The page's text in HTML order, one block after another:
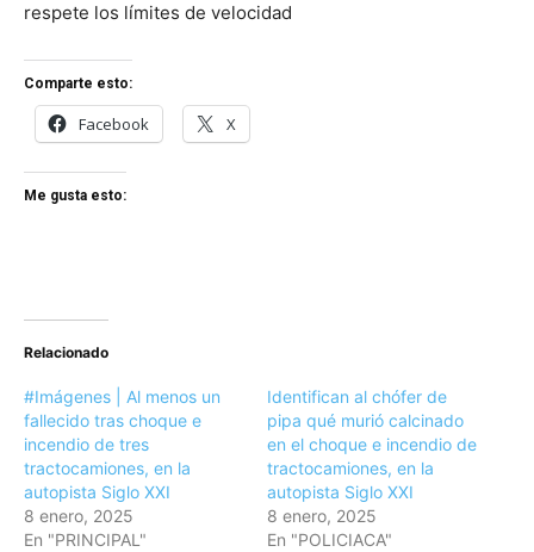
respete los límites de velocidad
Comparte esto:
Facebook X
Me gusta esto:
Relacionado
#Imágenes | Al menos un
fallecido tras choque e
incendio de tres
tractocamiones, en la
autopista Siglo XXI
8 enero, 2025
En "PRINCIPAL"
Identifican al chófer de
pipa qué murió calcinado
en el choque e incendio de
tractocamiones, en la
autopista Siglo XXI
8 enero, 2025
En "POLICIACA"